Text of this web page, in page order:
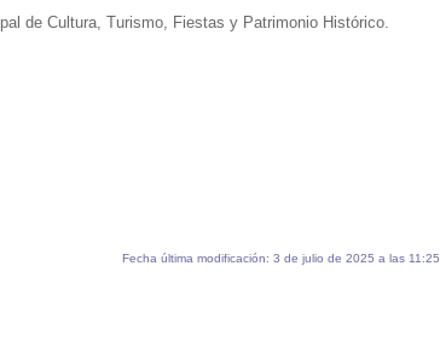
de Cultura, Turismo, Fiestas y Patrimonio Histórico.
Fecha última modificación: 3 de julio de 2025 a las 11:25